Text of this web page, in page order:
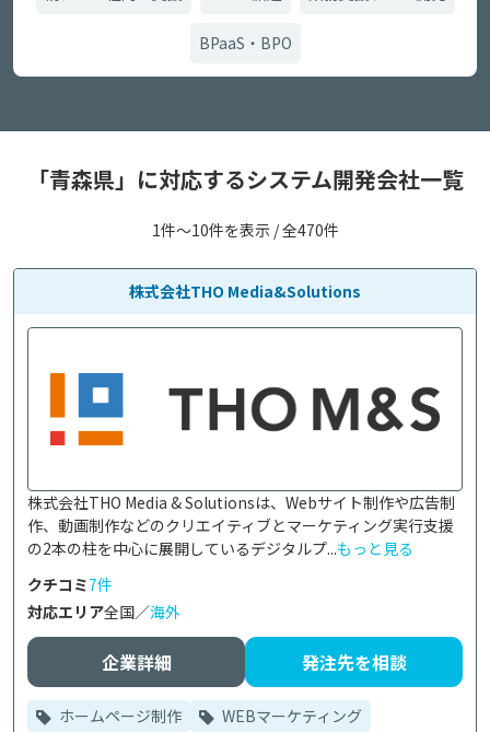
BPaaS・BPO
「青森県」に対応するシステム開発会社一覧
1件〜10件を表示 / 全470件
株式会社THO Media&Solutions
株式会社THO Media & Solutionsは、Webサイト制作や広告制
作、動画制作などのクリエイティブとマーケティング実行支援
の2本の柱を中心に展開しているデジタルプ...もっと見る
クチコミ7件
対応エリア全国／海外
企業詳細 発注先を相談
ホームページ制作 WEBマーケティング